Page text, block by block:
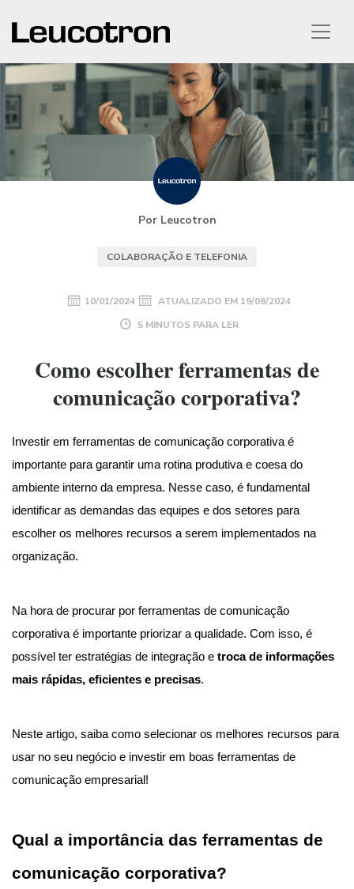
Por Leucotron
COLABORAÇÃO E TELEFONIA
10/01/2024 ATUALIZADO EM 19/08/2024
5 MINUTOS PARA LER
Como escolher ferramentas de
comunicação corporativa?
Investir em ferramentas de comunicação corporativa é
importante para garantir uma rotina produtiva e coesa do
ambiente interno da empresa. Nesse caso, é fundamental
identificar as demandas das equipes e dos setores para
escolher os melhores recursos a serem implementados na
organização.
Na hora de procurar por ferramentas de comunicação
corporativa é importante priorizar a qualidade. Com isso, é
possível ter estratégias de integração e troca de informações
mais rápidas, eficientes e precisas.
Neste artigo, saiba como selecionar os melhores recursos para
usar no seu negócio e investir em boas ferramentas de
comunicação empresarial!
Qual a importância das ferramentas de
comunicação corporativa?